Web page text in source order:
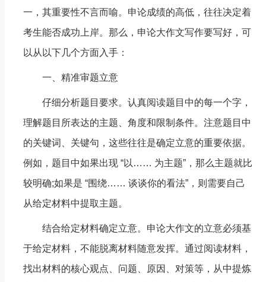
一，其重要性不言而喻。申论成绩的高低，往往决定着
考生能否成功上岸。那么，申论大作文写作要写好，可
以从以下几个方面入手：
一、精准审题立意
仔细分析题目要求。认真阅读题目中的每一个字，
理解题目所表达的主题、角度和限制条件。注意题目中
的关键词、关键句，这些往往是确定立意的重要依据。
例如，题目中如果出现 “以…… 为主题”，那么主题就比
较明确;如果是 “围绕…… 谈谈你的看法”，则需要自己
从给定材料中提取主题。
结合给定材料确定立意。申论大作文的立意必须基
于给定材料，不能脱离材料随意发挥。通过阅读材料，
找出材料的核心观点、问题、原因、对策等，从中提炼